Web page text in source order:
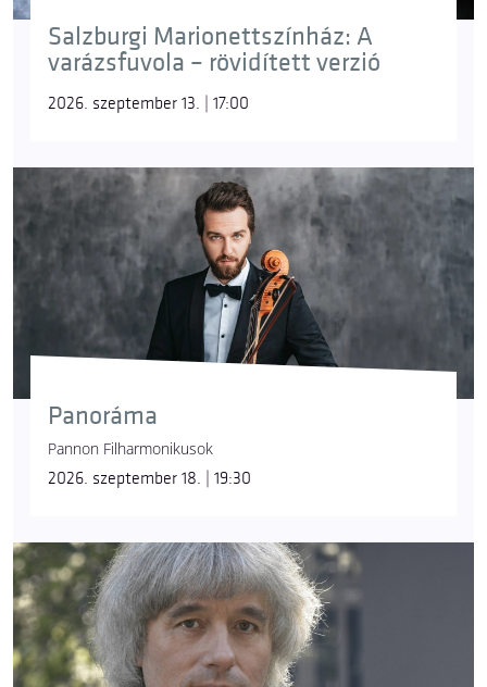
Salzburgi Marionettszínház: A
varázsfuvola – rövidített verzió
2026. szeptember 13. | 17:00
Panoráma
Pannon Filharmonikusok
2026. szeptember 18. | 19:30